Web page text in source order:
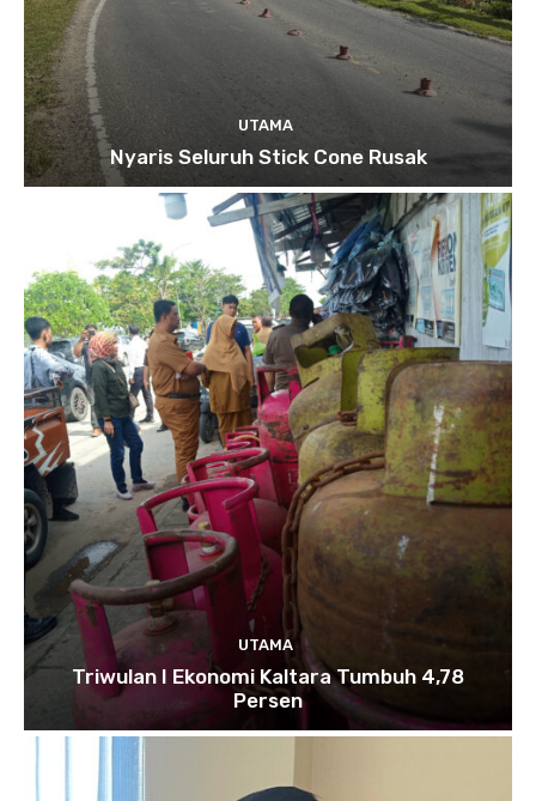
UTAMA
Nyaris Seluruh Stick Cone Rusak
UTAMA
Triwulan I Ekonomi Kaltara Tumbuh 4,78
Persen